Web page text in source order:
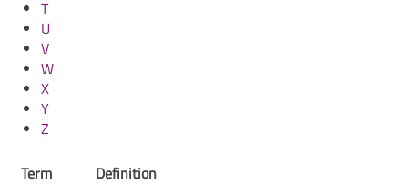
T
U
V
W
X
Y
Z
Term
Definition